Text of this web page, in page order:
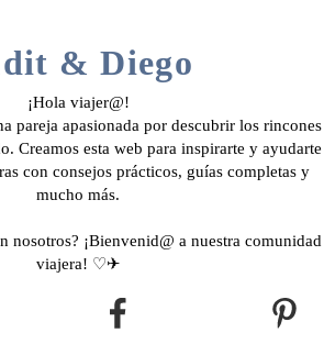
& Diego
¡Hola viajer@!
pareja apasionada por descubrir los rincones
Creamos esta web para inspirarte y ayudarte
con consejos prácticos, guías completas y
mucho más.
nosotros? ¡Bienvenid@ a nuestra comunidad
viajera! ♡✈︎